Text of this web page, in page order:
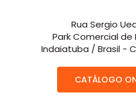
Rua Sergio
Park Comercial
Indaiatuba / Brasil -
CATÁLOGO